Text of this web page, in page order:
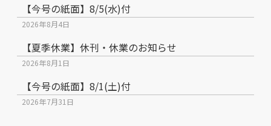
【今号の紙面】8/5(水)付
2026年8月4日
【夏季休業】休刊・休業のお知らせ
2026年8月1日
【今号の紙面】8/1(土)付
2026年7月31日